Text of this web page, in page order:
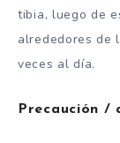
tibia, luego de
alrededores de
veces al día.
Precaución /